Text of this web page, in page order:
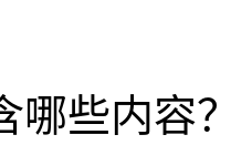
些内容？